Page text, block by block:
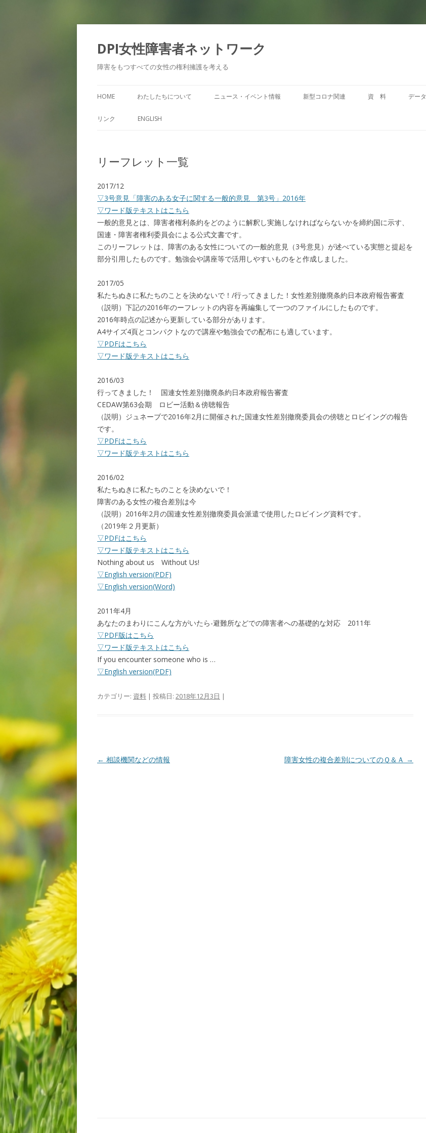
DPI女性障害者ネットワーク
障害をもつすべての女性の権利擁護を考える
ン
テ
HOME わたしたちについて ニュース・イベント情報 新型コロナ関連 資 料 データ
リンク ENGLISH
リーフレット一覧
2017/12
▽3号意見「障害のある女子に関する一般的意見 第3号」2016年
▽ワード版テキストはこちら
一般的意見とは、障害者権利条約をどのように解釈し実施しなければならないかを締約国に示す、
国連・障害者権利委員会による公式文書です。
このリーフレットは、障害のある女性についての一般的意見（3号意見）が述べている実態と提起を
部分引用したものです。勉強会や講座等で活用しやすいものをと作成しました。
2017/05
私たちぬきに私たちのことを決めないで！/行ってきました！女性差別撤廃条約日本政府報告審査
（説明）下記の2016年のーフレットの内容を再編集して一つのファイルにしたものです。
2016年時点の記述から更新している部分があります。
A4サイズ4頁とコンパクトなので講座や勉強会での配布にも適しています。
▽PDFはこちら
▽ワード版テキストはこちら
2016/03
行ってきました！ 国連女性差別撤廃条約日本政府報告審査
CEDAW第63会期 ロビー活動＆傍聴報告
（説明）ジュネーブで2016年2月に開催された国連女性差別撤廃委員会の傍聴とロビイングの報告
です。
▽PDFはこちら
▽ワード版テキストはこちら
2016/02
私たちぬきに私たちのことを決めないで！
障害のある女性の複合差別は今
（説明）2016年2月の国連女性差別撤廃委員会派遣で使用したロビイング資料です。
（2019年２月更新）
▽PDFはこちら
▽ワード版テキストはこちら
Nothing about us Without Us!
▽English version(PDF)
▽English version(Word)
2011年4月
あなたのまわりにこんな方がいたら-避難所などでの障害者への基礎的な対応 2011年
▽PDF版はこちら
▽ワード版テキストはこちら
If you encounter someone who is …
▽English version(PDF)
カテゴリー: 資料 | 投稿日: 2018年12月3日 |
投
← 相談機関などの情報 障害女性の複合差別についてのＱ＆Ａ →